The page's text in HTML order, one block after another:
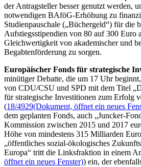
der Antragsteller besser genutzt werden,
notwendigen BAföG-Erhöhung zu
Studienpauschale („Büchergeld“) für die
Aufstiegsstipendien von 80 auf 300 Euro
Gleichwertigkeit von akademischer und
Begabtenförderung zu sorgen.
Europäischer Fonds für strategische
minütiger Debatte, die um 17 Uhr
von CDU/CSU und SPD mit dem Titel
für strategische Investitionen zum Erfolg
(18/4929(Dokument, öffnet ein neues
dem geplanten Fonds, auch „Juncker-
Kommission zwischen 2015 und 2017
Höhe von mindestens 315 Milliarden
„öffentliches sozial-ökologisches
Europa“ tritt die Linksfraktion in einem
öffnet ein neues Fenster)) ein, der